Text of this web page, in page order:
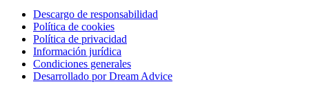
Descargo de responsabilidad
Política de cookies
Política de privacidad
Información jurídica
Condiciones generales
Desarrollado por Dream Advice